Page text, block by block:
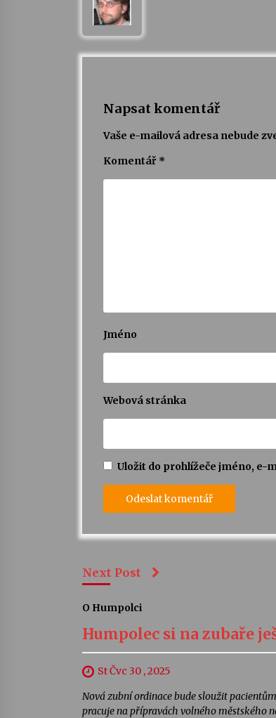
Napsat komentář
Vaše e-mailová adresa nebude
Komentář *
Jméno
Webová stránka
Uložit do prohlížeče jméno, e-
Next Post
O Humpolci
Humpolec si na zubaře
St Čvc 30 , 2025
Nová zubní ordinace bude sloužit
pracuje na přípravách volného městského